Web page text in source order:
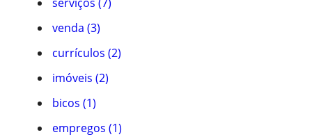
venda (3)
currículos (2)
imóveis (2)
bicos (1)
empregos (1)